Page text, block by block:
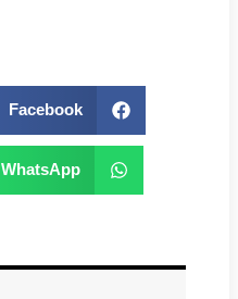
Facebook
WhatsApp